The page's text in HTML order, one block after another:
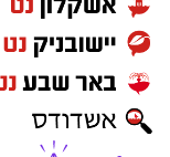
אדם אריאל,
סרור שסיכם אף
לשלושה
ברייס בראון,